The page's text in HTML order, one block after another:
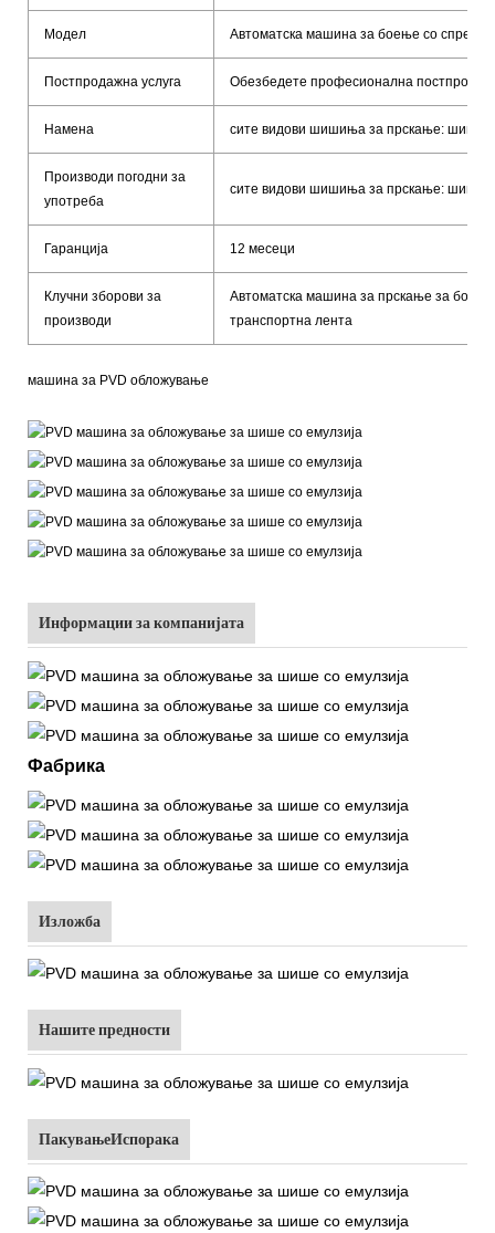
Модел Автоматска машина за боење со спреј
Постпродажна услуга Обезбедете професионална
Намена сите видови шишиња за прскање: шише
Производи погодни за
употреба
сите видови шишиња за прскање: шише
Гаранција 12 месеци
Клучни зборови за
производи
Автоматска машина за прскање за
транспортна лента
машина за PVD обложување
Информации за компанијата
Фабрика
Изложба
Нашите предности
ПакувањеИспорака